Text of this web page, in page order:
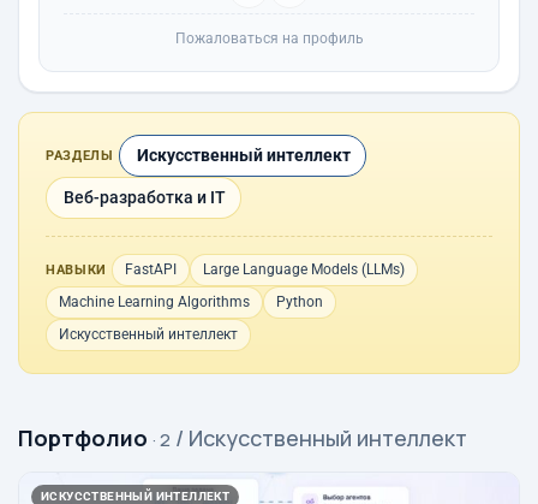
Пожаловаться на профиль
РАЗДЕЛЫ Искусственный интеллект
Веб-разработка и IT
НАВЫКИ FastAPI
Large Language Models (LLMs)
Machine Learning Algorithms
Python
Искусственный интеллект
Портфолио · 2 / Искусственный интеллект
ИСКУССТВЕННЫЙ ИНТЕЛЛЕКТ